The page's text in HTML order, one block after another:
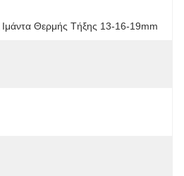
Ιμάντα Θερμής Τήξης 13-16-19mm